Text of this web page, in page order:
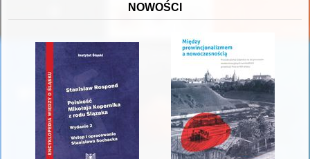
NOWOŚCI